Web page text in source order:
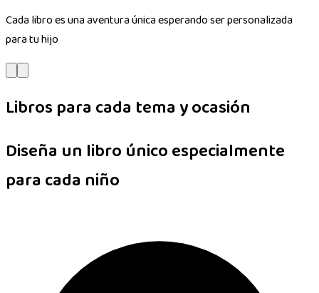
Cada libro es una aventura única esperando ser personalizada
para tu hijo
Libros para cada tema y ocasión
Diseña un libro único especialmente
para cada niño